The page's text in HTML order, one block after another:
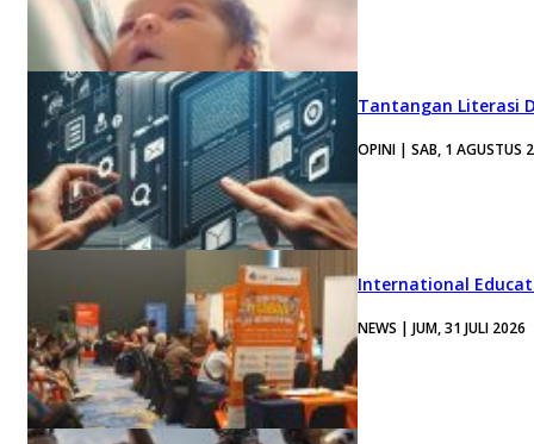
Tantangan Literasi
OPINI | SAB, 1 AGUSTUS
International
NEWS | JUM, 31 JULI 2026